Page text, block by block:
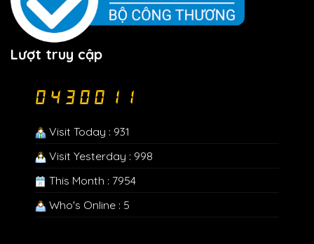
Lượt truy cập
Visit Today : 931
Visit Yesterday : 998
This Month : 7954
Who's Online : 5